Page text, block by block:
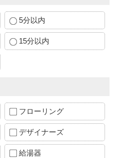
5分以内
15分以内
フローリング
デザイナーズ
給湯器